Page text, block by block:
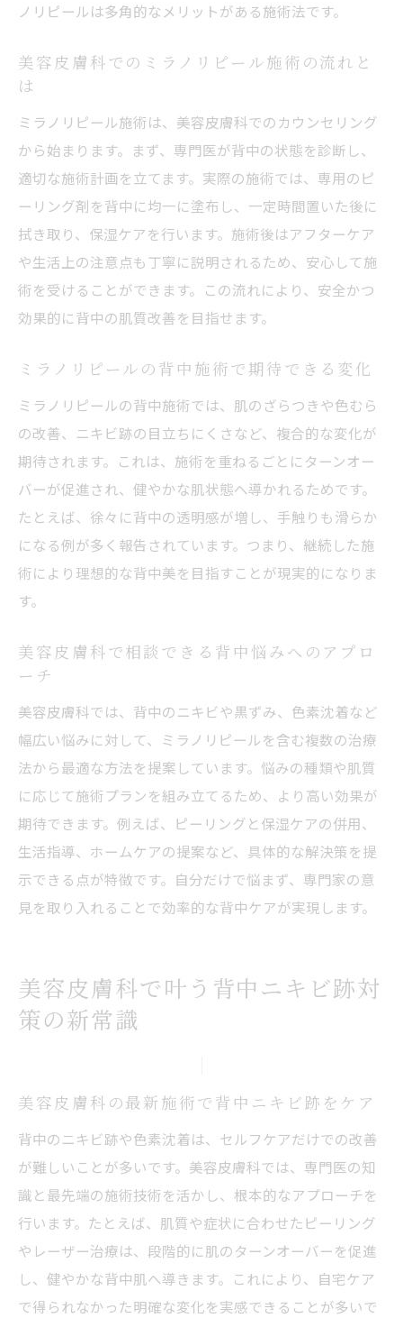
ノリピールは多角的なメリットがある施術法です。
美容皮膚科でのミラノリピール施術の流れと
は
ミラノリピール施術は、美容皮膚科でのカウンセリング
から始まります。まず、専門医が背中の状態を診断し、
適切な施術計画を立てます。実際の施術では、専用のピ
ーリング剤を背中に均一に塗布し、一定時間置いた後に
拭き取り、保湿ケアを行います。施術後はアフターケア
や生活上の注意点も丁寧に説明されるため、安心して施
術を受けることができます。この流れにより、安全かつ
効果的に背中の肌質改善を目指せます。
ミラノリピールの背中施術で期待できる変化
ミラノリピールの背中施術では、肌のざらつきや色むら
の改善、ニキビ跡の目立ちにくさなど、複合的な変化が
期待されます。これは、施術を重ねるごとにターンオー
バーが促進され、健やかな肌状態へ導かれるためです。
たとえば、徐々に背中の透明感が増し、手触りも滑らか
になる例が多く報告されています。つまり、継続した施
術により理想的な背中美を目指すことが現実的になりま
す。
美容皮膚科で相談できる背中悩みへのアプロ
ーチ
美容皮膚科では、背中のニキビや黒ずみ、色素沈着など
幅広い悩みに対して、ミラノリピールを含む複数の治療
法から最適な方法を提案しています。悩みの種類や肌質
に応じて施術プランを組み立てるため、より高い効果が
期待できます。例えば、ピーリングと保湿ケアの併用、
生活指導、ホームケアの提案など、具体的な解決策を提
示できる点が特徴です。自分だけで悩まず、専門家の意
見を取り入れることで効率的な背中ケアが実現します。
美容皮膚科で叶う背中ニキビ跡対
策の新常識
美容皮膚科の最新施術で背中ニキビ跡をケア
背中のニキビ跡や色素沈着は、セルフケアだけでの改善
が難しいことが多いです。美容皮膚科では、専門医の知
識と最先端の施術技術を活かし、根本的なアプローチを
行います。たとえば、肌質や症状に合わせたピーリング
やレーザー治療は、段階的に肌のターンオーバーを促進
し、健やかな背中肌へ導きます。これにより、自宅ケア
で得られなかった明確な変化を実感できることが多いで